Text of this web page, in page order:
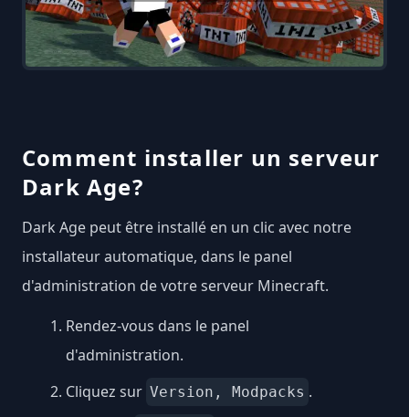
Comment installer un serveur
Dark Age?
Dark Age peut être installé en un clic avec notre
installateur automatique, dans le panel
d'administration de votre serveur Minecraft.
Rendez-vous dans le panel
d'administration.
Cliquez sur Version, Modpacks .